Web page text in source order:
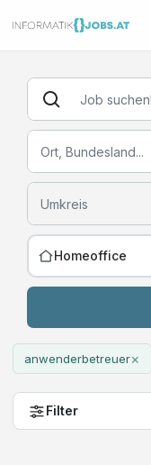
Homeoffice
anwenderbetreuer×
Filter